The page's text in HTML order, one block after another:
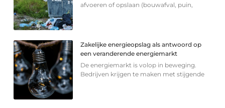
afvoeren of opslaan (bouwafval, puin,
Zakelijke energieopslag als antwoord op
een veranderende energiemarkt
De energiemarkt is volop in beweging.
Bedrijven krijgen te maken met stijgende